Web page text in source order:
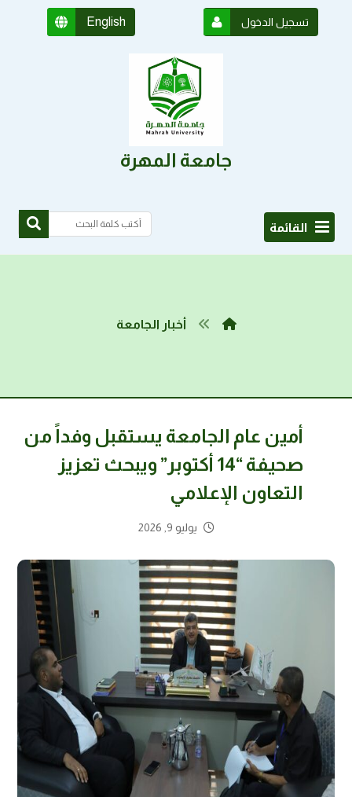
English تسجيل الدخول
جامعة المهرة
القائمة
أخبار الجامعة
أمين عام الجامعة يستقبل وفداً من
صحيفة “14 أكتوبر” ويبحث تعزيز
التعاون الإعلامي
يوليو 9, 2026